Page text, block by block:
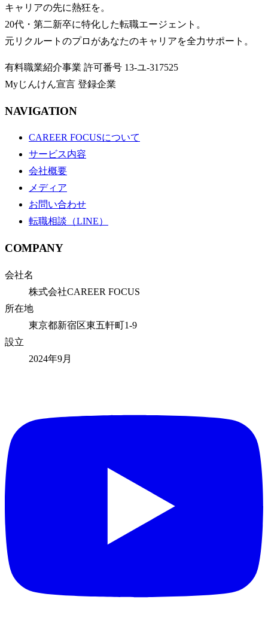
キャリアの先に熱狂を。
20代・第二新卒に特化した転職エージェント。
元リクルートのプロがあなたのキャリアを全力サポート。
有料職業紹介事業 許可番号 13-ユ-317525
Myじんけん宣言 登録企業
NAVIGATION
CAREER FOCUSについて
サービス内容
会社概要
メディア
お問い合わせ
転職相談（LINE）
COMPANY
会社名
株式会社CAREER FOCUS
所在地
東京都新宿区東五軒町1-9
設立
2024年9月